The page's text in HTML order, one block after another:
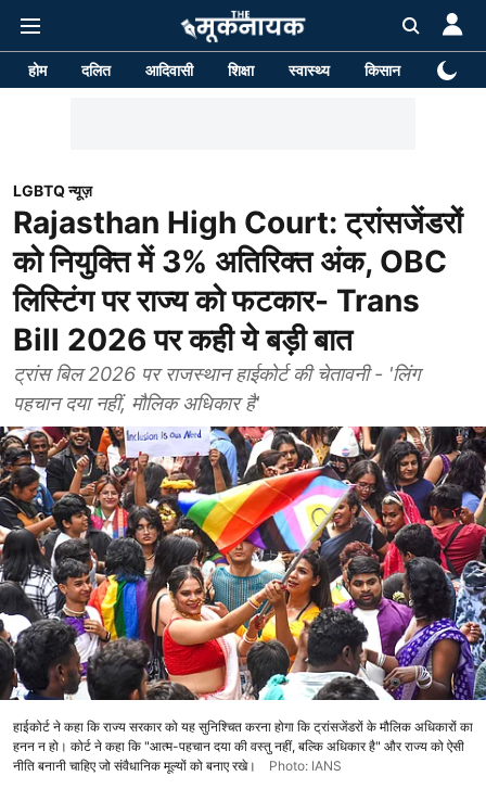
होम दलित आदिवासी शिक्षा स्वास्थ्य किसान पर्यावरण
LGBTQ न्यूज़
Rajasthan High Court: ट्रांसजेंडरों
को नियुक्ति में 3% अतिरिक्त अंक, OBC
लिस्टिंग पर राज्य को फटकार- Trans
Bill 2026 पर कही ये बड़ी बात
ट्रांस बिल 2026 पर राजस्थान हाईकोर्ट की चेतावनी - 'लिंग
पहचान दया नहीं, मौलिक अधिकार है'
हाईकोर्ट ने कहा कि राज्य सरकार को यह सुनिश्चित करना होगा कि ट्रांसजेंडरों के मौलिक अधिकारों का
हनन न हो। कोर्ट ने कहा कि "आत्म-पहचान दया की वस्तु नहीं, बल्कि अधिकार है" और राज्य को ऐसी
नीति बनानी चाहिए जो संवैधानिक मूल्यों को बनाए रखे।
Photo: IANS